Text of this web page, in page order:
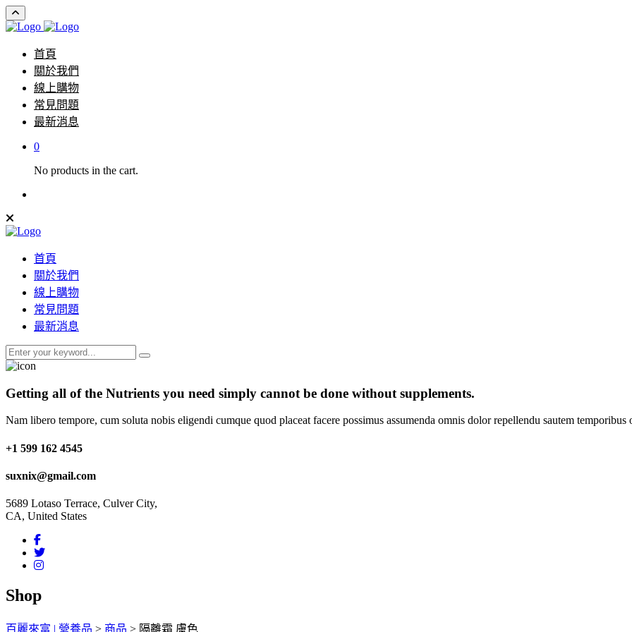
首頁
關於我們
線上購物
常見問題
最新消息
0
No products in the cart.
首頁
關於我們
線上購物
常見問題
最新消息
Getting all of the Nutrients you need simply cannot be done without supplements.
Nam libero tempore, cum soluta nobis eligendi cumque quod placeat facere possimus assumenda omnis dolor repellendu sautem temporibus
+1 599 162 4545
suxnix@gmail.com
5689 Lotaso Terrace, Culver City,
CA, United States
Shop
百麗來富 | 營養品 > 商品 > 隔離霜 膚色